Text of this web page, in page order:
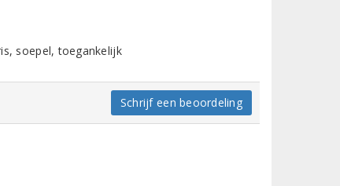
soepel, toegankelijk
Schrijf een beoordeling